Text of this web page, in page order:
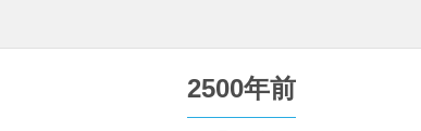
2500年前